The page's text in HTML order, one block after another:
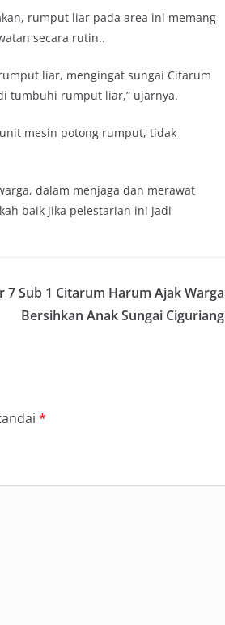
rumput liar pada area ini memang
secara rutin..
liar, mengingat sungai Citarum
tumbuhi rumput liar,” ujarnya.
mesin potong rumput, tidak
dalam menjaga dan merawat
baik jika pelestarian ini jadi
7 Sub 1 Citarum Harum Ajak Warga
Bersihkan Anak Sungai Ciguriang
*